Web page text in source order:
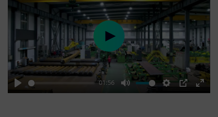
Play
01:56
Mute Settings
PIP
Enter
Play